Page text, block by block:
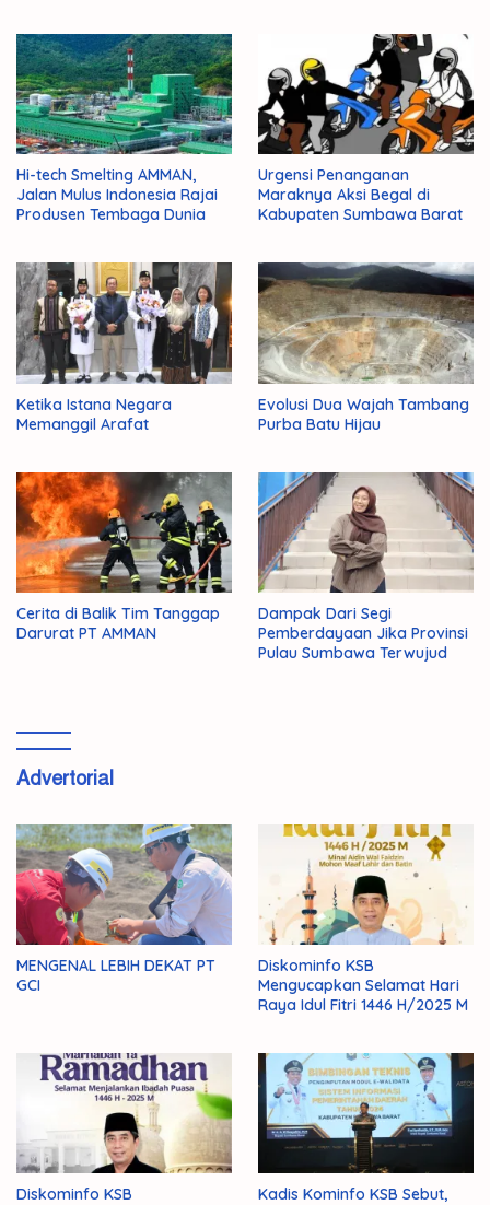
Hi-tech Smelting AMMAN,
Jalan Mulus Indonesia Rajai
Produsen Tembaga Dunia
Urgensi Penanganan
Maraknya Aksi Begal di
Kabupaten Sumbawa Barat
Ketika Istana Negara
Memanggil Arafat
Evolusi Dua Wajah Tambang
Purba Batu Hijau
Cerita di Balik Tim Tanggap
Darurat PT AMMAN
Dampak Dari Segi
Pemberdayaan Jika Provinsi
Pulau Sumbawa Terwujud
Advertorial
MENGENAL LEBIH DEKAT PT
GCI
Diskominfo KSB
Mengucapkan Selamat Hari
Raya Idul Fitri 1446 H/2025 M
Diskominfo KSB
Kadis Kominfo KSB Sebut,